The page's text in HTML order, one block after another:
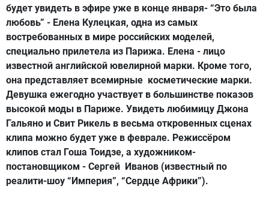
будет увидеть в эфире уже в конце января- “Это была
любовь” - Елена Кулецкая, одна из самых
востребованных в мире российских моделей,
специально прилетела из Парижа. Елена - лицо
известной английской ювелирной марки. Кроме того,
она представляет всемирные косметические марки.
Девушка ежегодно участвует в большинстве показов
высокой моды в Париже. Увидеть любимицу Джона
Гальяно и Свит Рикель в весьма откровенных сценах
клипа можно будет уже в феврале. Режиссёром
клипов стал Гоша Тоидзе, а художником-
постановщиком - Сергей Иванов (известный по
реалити-шоу “Империя”, “Сердце Африки”).